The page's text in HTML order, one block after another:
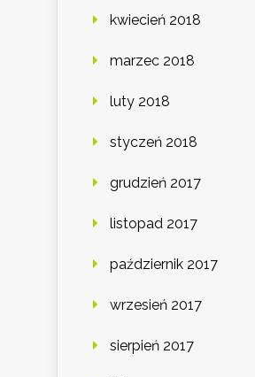
kwiecień 2018
marzec 2018
luty 2018
styczeń 2018
grudzień 2017
listopad 2017
październik 2017
wrzesień 2017
sierpień 2017